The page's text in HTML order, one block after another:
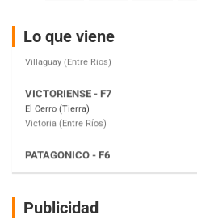
entradas
Lo que viene
El Cerro (Tierra)
Victoria (Entre Ríos)
Moto Club Reginense (Tierra)
Gral. E. Godoy (Río Negro)
Juventud Unida (Tierra)
Humboldt (Santa Fe)
NORESTE SANTAFESINO - F6
Publicidad